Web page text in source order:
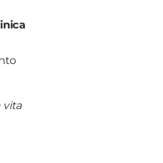
vita